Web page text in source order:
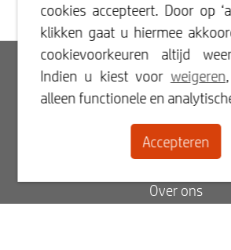
Inloggen
Contact
Over ons
cookies accepteert. Door op
klikken gaat u hiermee
cookievoorkeuren altijd
Indien u kiest voor weigeren
alleen functionele en
Accepteren